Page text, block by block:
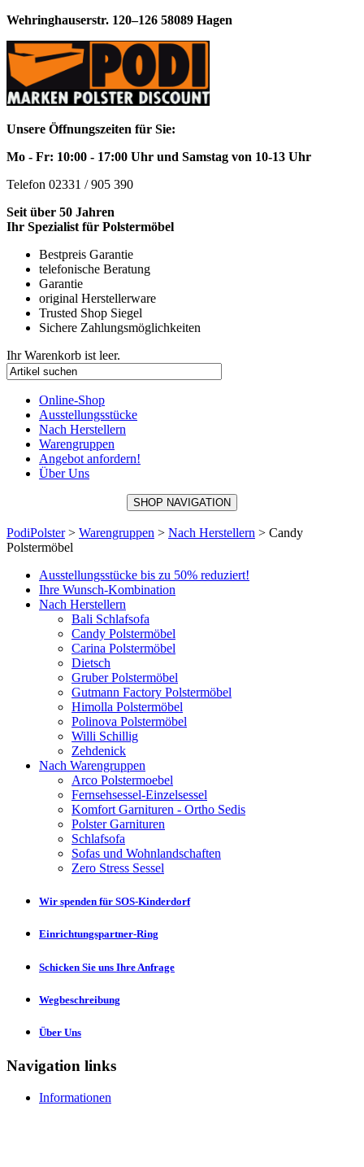
Wehringhauserstr. 120–126 58089 Hagen
Unsere Öffnungszeiten für Sie:
Mo - Fr: 10:00 - 17:00 Uhr und Samstag von 10-13 Uhr
Telefon 02331 / 905 390
Seit über 50 Jahren
Ihr Spezialist für Polstermöbel
Bestpreis Garantie
telefonische Beratung
Garantie
original Herstellerware
Trusted Shop Siegel
Sichere Zahlungsmöglichkeiten
Ihr Warenkorb ist leer.
Online-Shop
Ausstellungsstücke
Nach Herstellern
Warengruppen
Angebot anfordern!
Über Uns
SHOP NAVIGATION
PodiPolster> Warengruppen > Nach Herstellern > Candy
Polstermöbel
Ausstellungsstücke bis zu 50% reduziert!
Ihre Wunsch-Kombination
Nach Herstellern
Bali Schlafsofa
Candy Polstermöbel
Carina Polstermöbel
Dietsch
Gruber Polstermöbel
Gutmann Factory Polstermöbel
Himolla Polstermöbel
Polinova Polstermöbel
Willi Schillig
Zehdenick
Nach Warengruppen
Arco Polstermoebel
Fernsehsessel-Einzelsessel
Komfort Garnituren - Ortho Sedis
Polster Garnituren
Schlafsofa
Sofas und Wohnlandschaften
Zero Stress Sessel
Wir spenden für SOS-Kinderdorf
Einrichtungspartner-Ring
Schicken Sie uns Ihre Anfrage
Wegbeschreibung
Über Uns
Navigation links
Informationen